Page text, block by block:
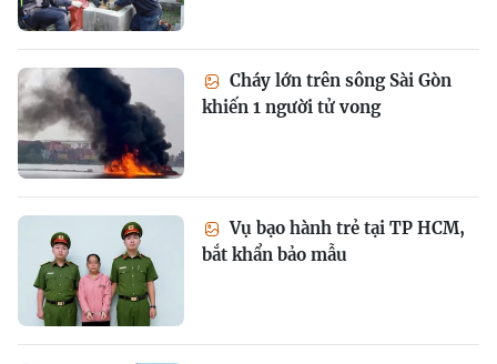
Cháy lớn trên sông Sài Gòn
khiến 1 người tử vong
Vụ bạo hành trẻ tại TP HCM,
bắt khẩn bảo mẫu